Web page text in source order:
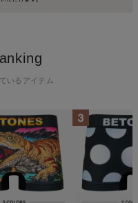
いるアイテム